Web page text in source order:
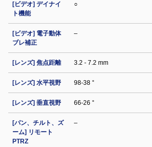
[ビデオ] デイナイ
ト機能
○
[ビデオ] 電子動体
ブレ補正
–
[レンズ] 焦点距離 3.2 - 7.2 mm
[レンズ] 水平視野 98-38 °
[レンズ] 垂直視野 66-26 °
[パン、チルト、ズ
ーム] リモート
PTRZ
–